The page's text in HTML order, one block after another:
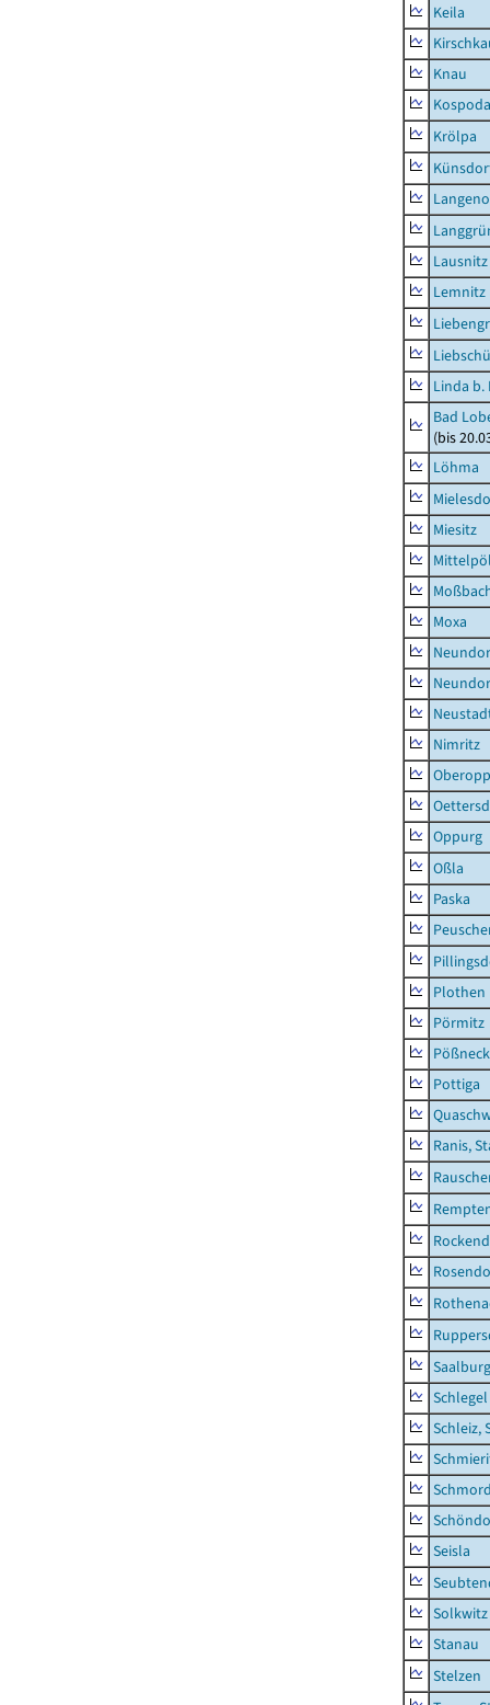
Keila
Knau
Kospoda
Krölpa
Lemnitz
Linda b.
Bad
(bis
Löhma
Miesitz
Moxa
Nimritz
Oppurg
Oßla
Paska
Plothen
Pörmitz
Pottiga
Ranis,
Schlegel
Schleiz,
Seisla
Solkwitz
Stanau
Stelzen